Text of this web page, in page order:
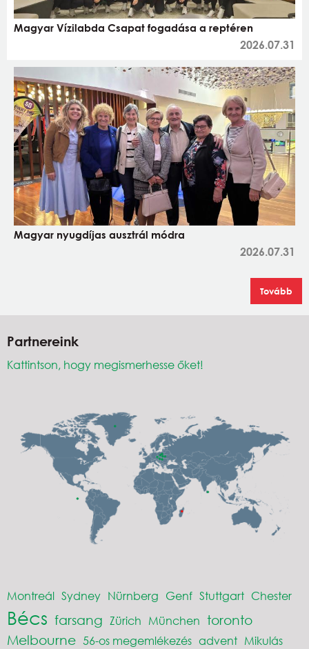
Magyar Vízilabda Csapat fogadása a reptéren
2026.07.31
Magyar nyugdíjas ausztrál módra
2026.07.31
Tovább
Partnereink
Kattintson, hogy megismerhesse őket!
Montreál Sydney Nürnberg Genf Stuttgart Chester
Bécs farsang Zürich München toronto
Melbourne 56-os megemlékezés advent Mikulás